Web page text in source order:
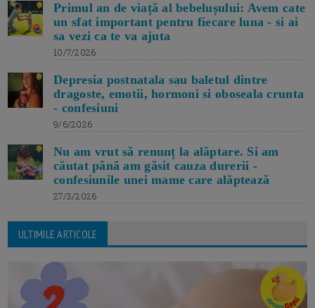
Primul an de viață al bebelușului: Avem cate
un sfat important pentru fiecare luna - si ai
sa vezi ca te va ajuta
10/7/2026
Depresia postnatala sau baletul dintre
dragoste, emotii, hormoni si oboseala crunta
- confesiuni
9/6/2026
Nu am vrut să renunț la alăptare. Si am
căutat până am găsit cauza durerii -
confesiunile unei mame care alăptează
27/3/2026
ULTIMILE ARTICOLE